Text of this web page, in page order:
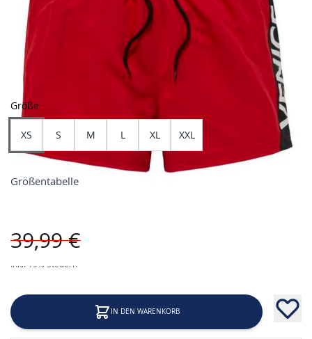
Farben
Größe
XS S M L XL XXL
Größentabelle
39,99 €
Inkl. 19% Steuern
IN DEN WARENKORB